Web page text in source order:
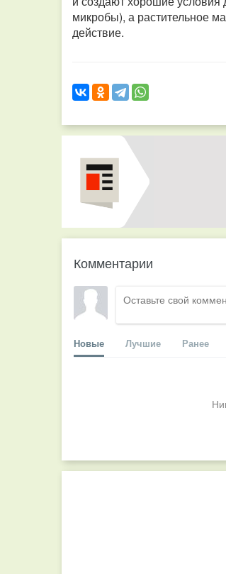
микробы), а растительное
действие.
Комментарии
Новые Лучшие Ранее